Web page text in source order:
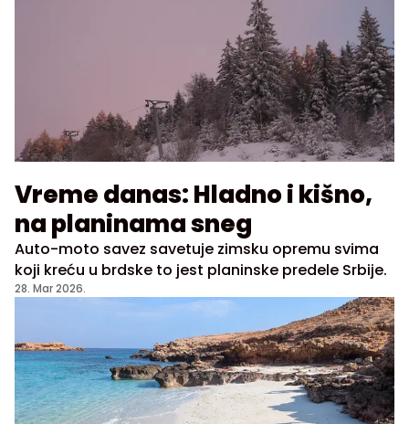
Vreme danas: Hladno i kišno,
na planinama sneg
Auto-moto savez savetuje zimsku opremu svima
koji kreću u brdske to jest planinske predele Srbije.
28. Mar 2026.